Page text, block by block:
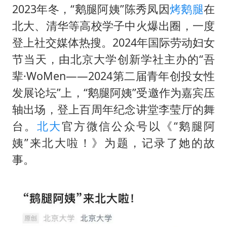
2023年冬，“鹅腿阿姨”陈秀凤因烤鹅腿在
北大、清华等高校学子中火爆出圈，一度
登上社交媒体热搜。2024年国际劳动妇女
节当天，由北京大学创新学社主办的“吾
辈·WoMen——2024第二届青年创投女性
发展论坛”上，“鹅腿阿姨”受邀作为嘉宾压
轴出场，登上百周年纪念讲堂李莹厅的舞
台。 北大官方微信公众号以《“鹅腿阿
姨”来北大啦！》为题，记录了她的故
事。